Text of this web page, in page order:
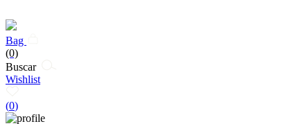
Bag
(0)
Buscar
Wishlist
(0)